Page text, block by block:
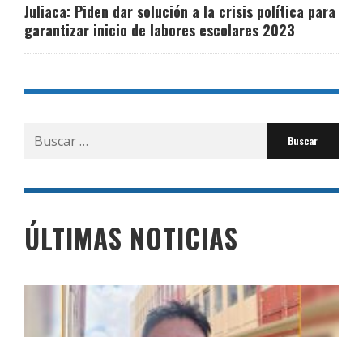
Juliaca: Piden dar solución a la crisis política para
garantizar inicio de labores escolares 2023
Buscar
por:
ÚLTIMAS NOTICIAS